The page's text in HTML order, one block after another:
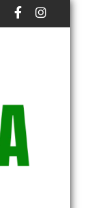
APÓS VÍDEO